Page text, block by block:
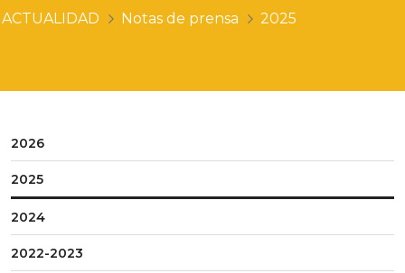
ACTUALIDAD Notas de prensa 2025
2026
2025
2024
2022-2023